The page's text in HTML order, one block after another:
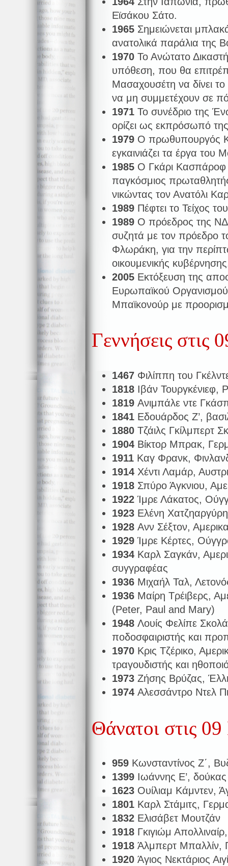
Εϊσάκου Σάτο.
1965 Σημειώνεται
ανατολικά παράλια της
1970 Το Ανώτατο
υπόθεση, που θα
Μασαχουσέτη να δίνει
να μη συμμετέχουν σε
1971 Το συνέδριο της
ορίζει ως εκπρόσωπό
1979 Ο πρωθυπουργός
εγκαινιάζει τα έργα του
1985 Ο Γκάρι Κασπάροφ
παγκόσμιος
νικώντας τον Ανατόλι
1989 Πέφτει το Τείχος
1989 Ο πρόεδρος της
συζητά με τον πρόεδρο
Φλωράκη, για την
οικουμενικής
2005 Εκτόξευση της
Ευρωπαϊκού
Μπαϊκονούρ με
Γεννήσεις στις
1467 Φιλίππη του
1818 Ιβάν
1819 Ανιμπάλε ντε
1841 Εδουάρδος Ζ’,
1880 Τζάιλς Γκίλμπερτ
1904 Βίκτορ Μπρακ,
1911 Καγ Φρανκ,
1914 Χέντι Λαμάρ,
1918 Σπύρο Άγκνιου,
1922Ίμρε Λάκατος,
1923 Ελένη
1928 Ανν Σέξτον,
1929Ίμρε Κέρτες,
1934 Καρλ Σαγκάν,
συγγραφέας
1936 Μιχαήλ Ταλ,
1936 Μαίρη Τρέιβερς,
(Peter, Paul and Mary)
1948 Λουίς Φελίπε
ποδοσφαιριστής και
1970 Κρις Τζέρικο,
τραγουδιστής και
1973 Ζήσης Βρύζας,
1974 Αλεσσάντρο Ντελ
Θάνατοι στις
959 Κωνσταντίνος Ζ΄,
1399 Ιωάννης Ε’,
1623 Ουίλιαμ Κάμντεν,
1801 Καρλ Στάμιτς,
1832 Ελισάβετ Μουτζάν
1918 Γκιγιώμ
1918 Άλμπερτ Μπαλλίν,
1920 Άγιος Νεκτάριος